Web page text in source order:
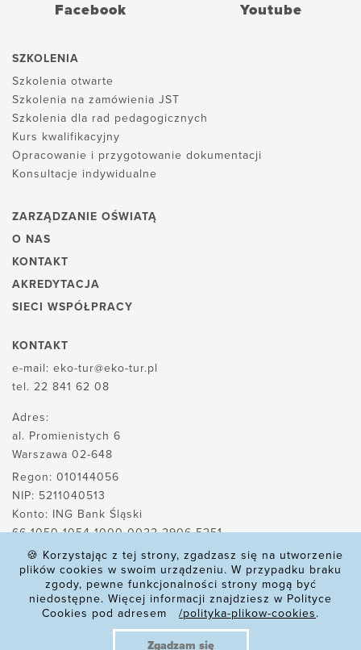
Facebook Youtube
SZKOLENIA
Szkolenia otwarte
Szkolenia na zamówienia JST
Szkolenia dla rad pedagogicznych
Kurs kwalifikacyjny
Opracowanie i przygotowanie dokumentacji
Konsultacje indywidualne
ZARZĄDZANIE OŚWIATĄ
O NAS
KONTAKT
AKREDYTACJA
SIECI WSPÓŁPRACY
KONTAKT
e-mail: eko-tur@eko-tur.pl
tel. 22 841 62 08
Adres:
al. Promienistych 6
Warszawa 02-648
Regon: 010144056
NIP: 5211040513
Konto: ING Bank Śląski
66 1050 1054 1000 0022 2906 5251
POLITYKA PLIKÓW COOKIES
POLITYKA PRYWATNOŚCI
🍪 Korzystając z tej strony, zgadzasz się na utworzenie
plików cookies w swoim urządzeniu. W przypadku braku
zgody, pewne funkcjonalności strony mogą być
niedostępne. Więcej informacji znajdziesz w Polityce
Cookies pod adresem
/polityka-plikow-cookies.
Zgadzam się